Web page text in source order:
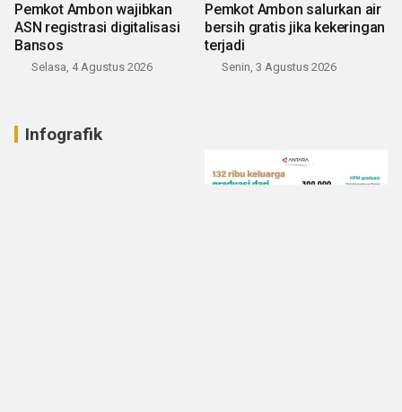
Pemkot Ambon wajibkan
ASN registrasi digitalisasi
Bansos
Selasa, 4 Agustus 2026
Pemkot Ambon salurkan air
bersih gratis jika kekeringan
terjadi
Senin, 3 Agustus 2026
Infografik